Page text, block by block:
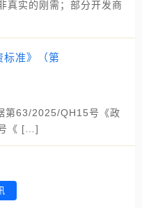
真实的刚需；部分开发商
标准》（第
第63/2025/QH15号《政
《 […]